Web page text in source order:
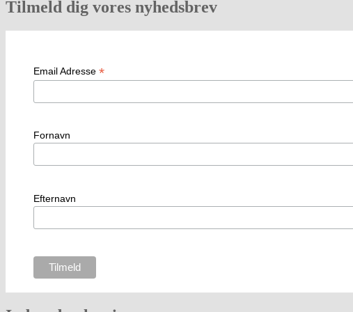
Tilmeld dig vores nyhedsbrev
Email Adresse *
Fornavn
Efternavn